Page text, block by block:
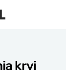
krvi